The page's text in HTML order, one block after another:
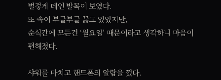
벌겋게 데인 발목이 보였다.
또 속이 부글부글 끓고 있었지만,
순식간에 모든건 ‘월요일’ 때문이라고 생각하니 마음이
편해졌다.
샤워를 마치고 핸드폰의 알람을 껐다.